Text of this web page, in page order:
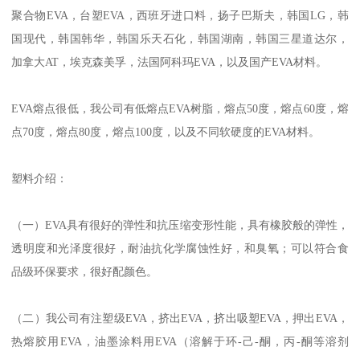
聚合物EVA，台塑EVA ，西班牙进口料，扬子巴斯夫，韩国 LG，韩
国现代，韩国韩华，韩国乐天石化，韩国湖南，韩国三星道达尔，
加拿大AT ，埃克森美孚，法国阿科玛EVA ，以及国产EVA材料。
EVA熔点很低，我公司有低熔点EVA树脂，熔点50度，熔点60度，熔
点70度，熔点80度，熔点100度，以及不同软硬度的EVA材料。
塑料介绍：
（一）EVA具有很好的弹性和抗压缩变形性能，具有橡胶般的弹性，
透明度和光泽度很好，耐油抗化学腐蚀性好，和臭氧；可以符合食
品级环保要求，很好配颜色。
（二）我公司有注塑级EVA，挤出EVA ，挤出吸塑EVA ，押出 EVA，
热熔胶用 EVA，油墨涂料用 EVA（溶解于环-己-酮，丙 -酮等溶剂